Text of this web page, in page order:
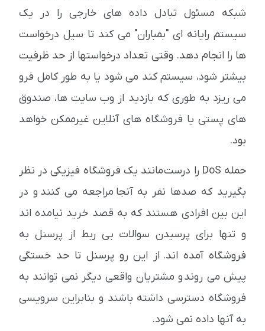
شبکه مسئول تبادل داده های خارجی را در یک
سیستم رایانه ای "بمباران" می کند تا سیل درخواست
ها را انجام دهد. وقتی تعداد درخواستها از حد ظرفیت
بیشتر شود، سیستم کند می شود یا به طور کامل فرو
می ریزد به طوری که بازدید از وب سایت ها، صندوق
های پستی یا فروشگاه های آنلاین غیرممکن خواهد
بود.
حمله DoS را درست مانند یک فروشگاه فیزیکی در نظر
بگیرید که صدها نفر به آنجا مراجعه می کنند و در
این بین افرادی هستند که به قصد خرید نیامده اند
و تنها برای پرسیدن سوالات بی ربط از پرسنل به
فروشگاه آمده اند. از این رو پرسنل تا حد خستگی
پیش می روند و مشتریان واقعی دیگر نمی توانند به
فروشگاه دسترسی داشته باشند و بنابراین سرویسی
به آنها داده نمی شود.